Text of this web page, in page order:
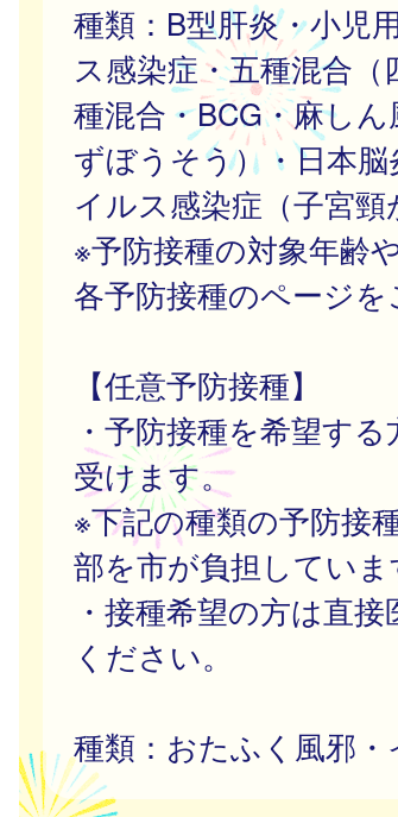
種類：B型肝炎・小児
ス感染症・五種混合
種混合・BCG・麻し
ずぼうそう）・日本
イルス感染症（子宮
※予防接種の対象年齢
各予防接種のページ
【任意予防接種】
・予防接種を希望す
受けます。
※下記の種類の予防接
部を市が負担していま
・接種希望の方は直
ください。
種類：おたふく風邪